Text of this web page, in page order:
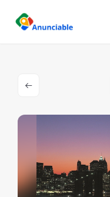
Saltar